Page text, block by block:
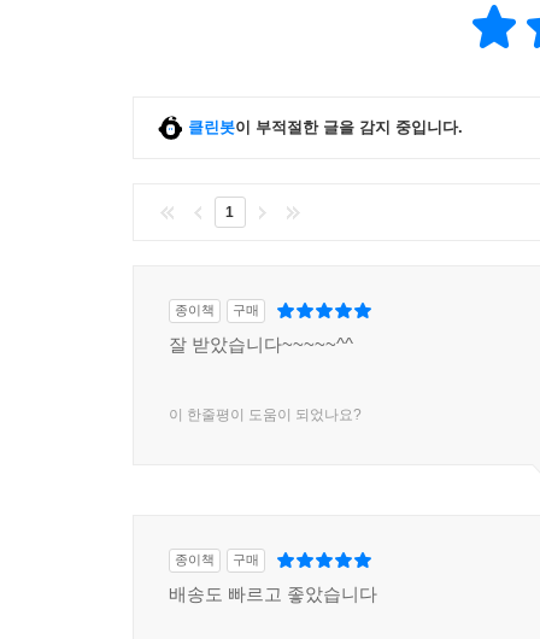
클린봇이 부적절한 글을 감지 중입니다.
1
종이책 구매
잘 받았습니다~~~~~^^
이 한줄평이 도움이 되었나요?
종이책 구매
배송도 빠르고 좋았습니다